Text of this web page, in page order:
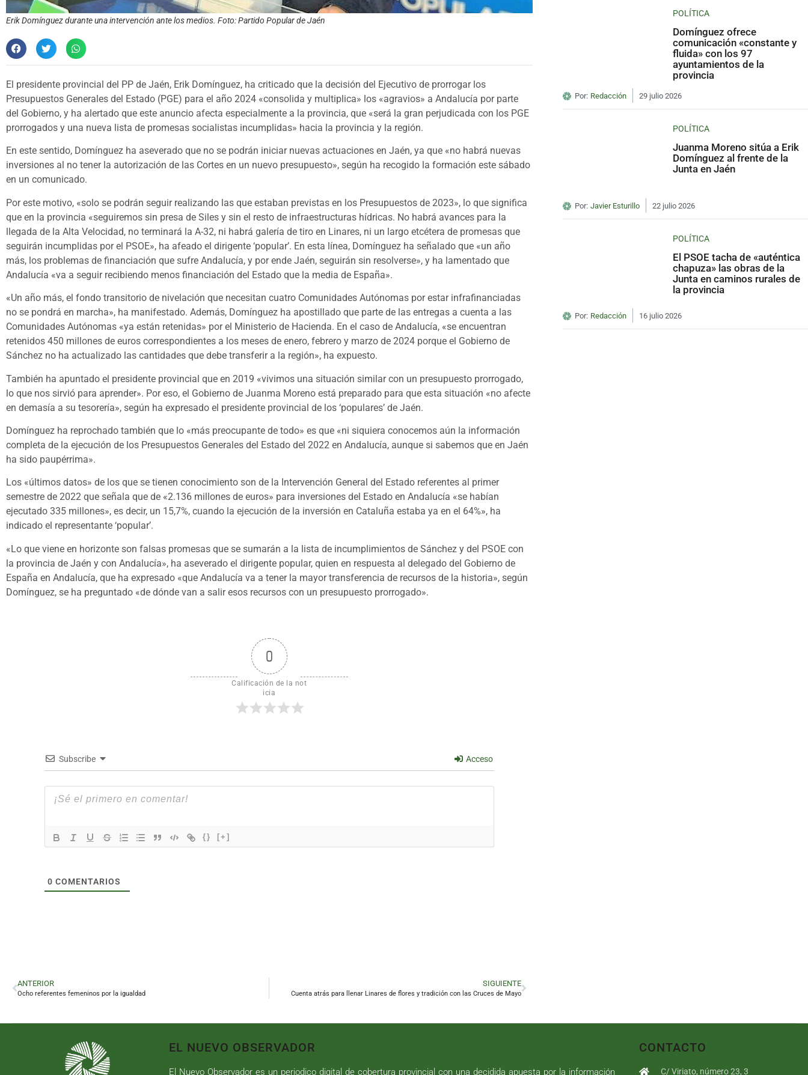
Erik Domínguez durante una intervención ante los medios. Foto: Partido Popular de Jaén
El presidente provincial del PP de Jaén, Erik Domínguez, ha criticado que la decisión del Ejecutivo de prorrogar los
Presupuestos Generales del Estado (PGE) para el año 2024 «consolida y multiplica» los «agravios» a Andalucía por parte
del Gobierno, y ha alertado que este anuncio afecta especialmente a la provincia, que «será la gran perjudicada con los PGE
prorrogados y una nueva lista de promesas socialistas incumplidas» hacia la provincia y la región.
En este sentido, Domínguez ha aseverado que no se podrán iniciar nuevas actuaciones en Jaén, ya que «no habrá nuevas
inversiones al no tener la autorización de las Cortes en un nuevo presupuesto», según ha recogido la formación este sábado
en un comunicado.
Por este motivo, «solo se podrán seguir realizando las que estaban previstas en los Presupuestos de 2023», lo que significa
que en la provincia «seguiremos sin presa de Siles y sin el resto de infraestructuras hídricas. No habrá avances para la
llegada de la Alta Velocidad, no terminará la A-32, ni habrá galería de tiro en Linares, ni un largo etcétera de promesas que
seguirán incumplidas por el PSOE», ha afeado el dirigente ‘popular’. En esta línea, Domínguez ha señalado que «un año
más, los problemas de financiación que sufre Andalucía, y por ende Jaén, seguirán sin resolverse», y ha lamentado que
Andalucía «va a seguir recibiendo menos financiación del Estado que la media de España».
«Un año más, el fondo transitorio de nivelación que necesitan cuatro Comunidades Autónomas por estar infrafinanciadas
no se pondrá en marcha», ha manifestado. Además, Domínguez ha apostillado que parte de las entregas a cuenta a las
Comunidades Autónomas «ya están retenidas» por el Ministerio de Hacienda. En el caso de Andalucía, «se encuentran
retenidos 450 millones de euros correspondientes a los meses de enero, febrero y marzo de 2024 porque el Gobierno de
Sánchez no ha actualizado las cantidades que debe transferir a la región», ha expuesto.
También ha apuntado el presidente provincial que en 2019 «vivimos una situación similar con un presupuesto prorrogado,
lo que nos sirvió para aprender». Por eso, el Gobierno de Juanma Moreno está preparado para que esta situación «no afecte
en demasía a su tesorería», según ha expresado el presidente provincial de los ‘populares’ de Jaén.
Domínguez ha reprochado también que lo «más preocupante de todo» es que «ni siquiera conocemos aún la información
completa de la ejecución de los Presupuestos Generales del Estado del 2022 en Andalucía, aunque si sabemos que en Jaén
ha sido paupérrima».
Los «últimos datos» de los que se tienen conocimiento son de la Intervención General del Estado referentes al primer
semestre de 2022 que señala que de «2.136 millones de euros» para inversiones del Estado en Andalucía «se habían
ejecutado 335 millones», es decir, un 15,7%, cuando la ejecución de la inversión en Cataluña estaba ya en el 64%», ha
indicado el representante ‘popular’.
«Lo que viene en horizonte son falsas promesas que se sumarán a la lista de incumplimientos de Sánchez y del PSOE con
la provincia de Jaén y con Andalucía», ha aseverado el dirigente popular, quien en respuesta al delegado del Gobierno de
España en Andalucía, que ha expresado «que Andalucía va a tener la mayor transferencia de recursos de la historia», según
Domínguez, se ha preguntado «de dónde van a salir esos recursos con un presupuesto prorrogado».
0
Calificación de la not
icia
Subscribe Acceso
{} [+]
0 COMENTARIOS
ANTERIOR
Ocho referentes femeninos por la igualdad
SIGUIENTE
Cuenta atrás para llenar Linares de flores y tradición con las Cruces de Mayo
POLÍTICA
Domínguez ofrece
comunicación «constante y
fluida» con los 97
ayuntamientos de la
provincia
Por: Redacción 29 julio 2026
POLÍTICA
Juanma Moreno sitúa a Erik
Domínguez al frente de la
Junta en Jaén
Por: Javier Esturillo 22 julio 2026
POLÍTICA
El PSOE tacha de «auténtica
chapuza» las obras de la
Junta en caminos rurales de
la provincia
Por: Redacción 16 julio 2026
EL NUEVO OBSERVADOR
El Nuevo Observador es un periodico digital de cobertura provincial con una decidida apuesta por la información
CONTACTO
C/ Viriato, número 23, 3